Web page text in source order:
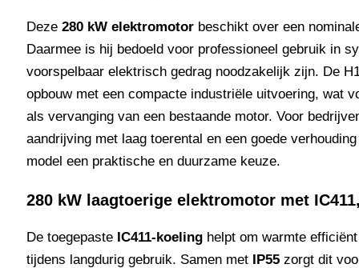
Deze 280 kW elektromotor beschikt over een
Daarmee is hij bedoeld voor professioneel gebruik in
voorspelbaar elektrisch gedrag noodzakelijk zijn. De
opbouw met een compacte industriële uitvoering, wat
als vervanging van een bestaande motor. Voor
aandrijving met laag toerental en een goede
model een praktische en duurzame keuze.
280 kW laagtoerige elektromotor met
De toegepaste IC411-koeling helpt om warmte
tijdens langdurig gebruik. Samen met
IP55 zorgt dit